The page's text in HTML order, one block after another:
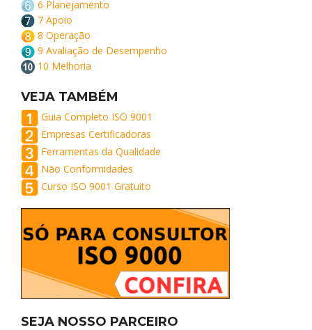
6 Planejamento
7 Apoio
8 Operação
9 Avaliação de Desempenho
10 Melhoria
VEJA TAMBÉM
Guia Completo ISO 9001
Empresas Certificadoras
Ferramentas da Qualidade
Não Conformidades
Curso ISO 9001 Gratuito
SEJA NOSSO PARCEIRO